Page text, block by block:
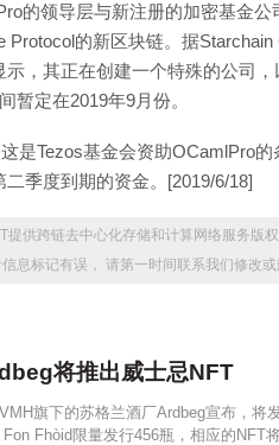
的领导层与新注册的加密基金公
Protocol的新区块链。据
，其正在创建一个特殊的公司
暂定在2019年9月份。
是Tezos基金会资助OCamlPro
季度到期的资金。[2019/6/18]
供跨链去中心化存储和计算网络服务版
息标记有误， 请第一时间联系我们修改或
将推出威士忌NFT
旗下的苏格兰酒厂Ardbeg宣布，将
Fhòid限量发行456瓶，相应的NFT